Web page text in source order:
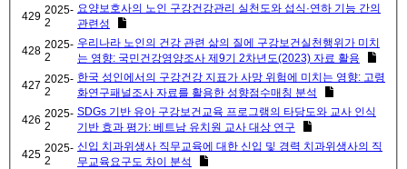
429 2025-
2
요양보호사의 노인 구강건강관리 실천도와 섭식·연하 기능 간의
관련성
428 2025-
2
우리나라 노인의 건강 관련 삶의 질에 구강보건실천행위가 미치
는 영향: 국민건강영양조사 제9기 2차년도(2023) 자료 활용
427 2025-
2
한국 성인에서의 구강건강 지표가 사망 위험에 미치는 영향: 고령
화연구패널조사 자료를 활용한 성향점수매칭 분석
426 2025-
2
SDGs 기반 유아 구강보건교육 프로그램의 타당도와 교사 인식
기반 효과 평가: 베트남 유치원 교사 대상 연구
425 2025-
2
신입 치과위생사 직무교육에 대한 신입 및 경력 치과위생사의 직
무교육요구도 차이 분석